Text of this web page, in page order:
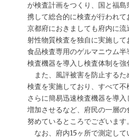
が検査計画をつくり、国と福島
携して総合的に検査が行われて
京都府におきましても府内に
射性物質検査を独自に実施して
食品検査専用のゲルマニウム
検査機器を導入し検査体制を強
また、風評被害を防止するた
検査を実施しており、すべて不
さらに簡易迅速検査機器を導
増加させるなど、府民の一層
努めているところでございます。
なお、府内15ヶ所で測定して